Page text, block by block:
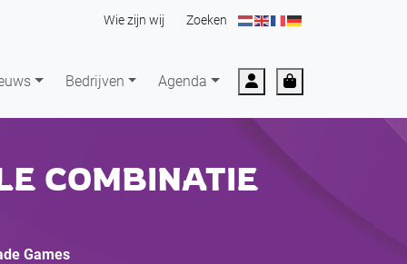
Wie zijn wij Zoeken
Bedrijven Agenda AccountCart
COMBINATIE
Games